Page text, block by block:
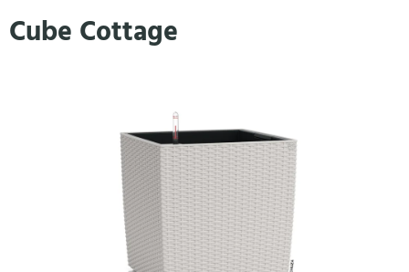
na
obsah
Cube Cottage